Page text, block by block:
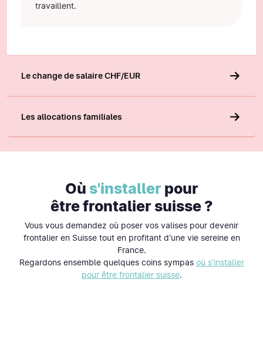
travaillent.
Le change de salaire CHF/EUR
Les allocations familiales
Où s'installer pour
être frontalier suisse ?
Vous vous demandez où poser vos valises pour devenir
frontalier en Suisse tout en profitant d'une vie sereine en
France.
Regardons ensemble quelques coins sympas où s'installer
pour être frontalier suisse.